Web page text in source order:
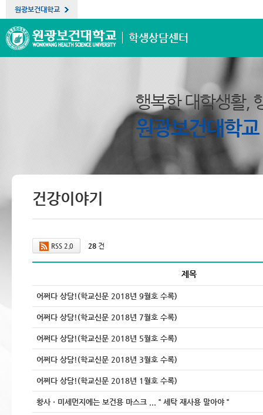
원광보건대학교
학생상담센터
행복한 대학생활,
원광보건대학
건강이야기
RSS 2.0 28 건
제목
어쩌다 상담!(학교신문 2018년 9월호 수록)
어쩌다 상담!(학교신문 2018년 7월호 수록)
어쩌다 상담!(학교신문 2018년 5월호 수록)
어쩌다 상담!(학교신문 2018년 3월호 수록)
어쩌다 상담!(학교신문 2018년 1월호 수록)
황사ㆍ미세먼지에는 보건용 마스크 ...＂세탁 재사용 말아야＂